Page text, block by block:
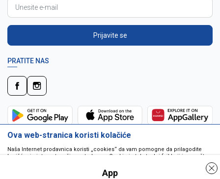
Prijavite se
PRATITE NAS
Ova web-stranica koristi kolačiće
Naša Internet prodavnica koristi „cookies“ da vam pomogne da prilagodite
korišćenje interneta vašim potrebama. Cookie je tekstualni fajl koji je smešten
da pokrenu program ili da isporuče virus vašem računaru. Cookie-i su
jedinstveno dodeljeni vama, i jedino mogu biti pročitani od strane web servera
App